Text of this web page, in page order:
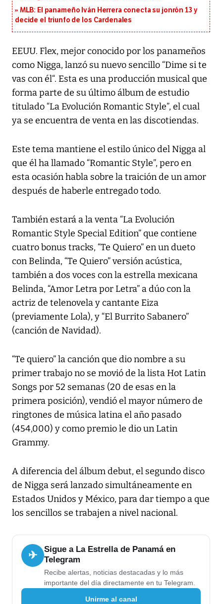
MLB: El panameño Iván Herrera conecta su jonrón 13 y
decide el triunfo de los Cardenales
EEUU. Flex, mejor conocido por los panameños
como Nigga, lanzó su nuevo sencillo “Dime si te
vas con él“. Esta es una producción musical que
forma parte de su último álbum de estudio
titulado “La Evolución Romantic Style”, el cual
ya se encuentra de venta en las discotiendas.
Este tema mantiene el estilo único del Nigga al
que él ha llamado “Romantic Style”, pero en
esta ocasión habla sobre la traición de un amor
después de haberle entregado todo.
También estará a la venta “La Evolución
Romantic Style Special Edition” que contiene
cuatro bonus tracks, “Te Quiero” en un dueto
con Belinda, “Te Quiero” versión acústica,
también a dos voces con la estrella mexicana
Belinda, “Amor Letra por Letra” a dúo con la
actriz de telenovela y cantante Eiza
(previamente Lola), y “El Burrito Sabanero”
(canción de Navidad).
“Te quiero” la canción que dio nombre a su
primer trabajo no se movió de la lista Hot Latin
Songs por 52 semanas (20 de esas en la
primera posición), vendió el mayor número de
ringtones de música latina el año pasado
(454,000) y como premio le dio un Latin
Grammy.
A diferencia del álbum debut, el segundo disco
de Nigga será lanzado simultáneamente en
Estados Unidos y México, para dar tiempo a que
los sencillos se trabajen a nivel nacional.
✈
Sigue a La Estrella de Panamá en
Telegram
Recibe alertas, noticias destacadas y lo más
importante del día directamente en tu Telegram.
Unirme al canal